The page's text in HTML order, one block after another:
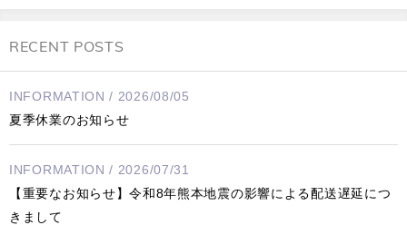
RECENT POSTS
INFORMATION / 2026/08/05
夏季休業のお知らせ
INFORMATION / 2026/07/31
【重要なお知らせ】令和8年熊本地震の影響による配送遅延につ
きまして